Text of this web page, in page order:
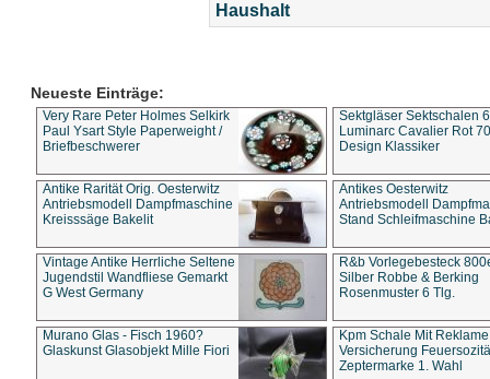
Haushalt
Neueste Einträge:
Very Rare Peter Holmes Selkirk
Paul Ysart Style Paperweight /
Briefbeschwerer
Sektgläser Sektschalen
Luminarc Cavalier Rot
Design Klassiker
Antike Rarität Orig. Oesterwitz
Antriebsmodell Dampfmaschine
Kreisssäge Bakelit
Antikes Oesterwitz
Antriebsmodell
Stand Schleifmaschine
Vintage Antike Herrliche Seltene
Jugendstil Wandfliese Gemarkt
G West Germany
R&b Vorlegebesteck
Silber Robbe & Berking
Rosenmuster 6 Tlg.
Murano Glas - Fisch 1960?
Glaskunst Glasobjekt Mille Fiori
Kpm Schale Mit Reklame
Versicherung
Zeptermarke 1. Wahl